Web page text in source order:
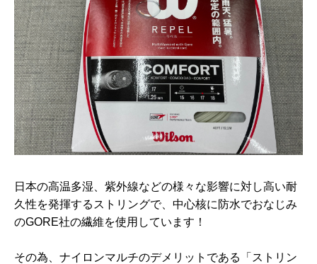
日本の高温多湿、紫外線などの様々な影響に対し高い耐
久性を発揮するストリングで、中心核に防水でおなじみ
のGORE社の繊維を使用しています！
その為、ナイロンマルチのデメリットである「ストリン